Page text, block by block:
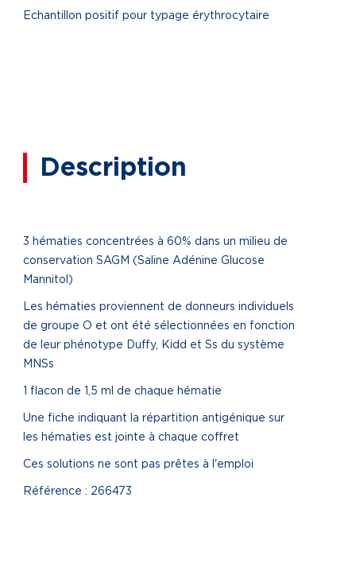
Echantillon positif pour typage érythrocytaire
Description
3 hématies concentrées à 60% dans un milieu de
conservation SAGM (Saline Adénine Glucose
Mannitol)
Les hématies proviennent de donneurs individuels
de groupe O et ont été sélectionnées en fonction
de leur phénotype Duffy, Kidd et Ss du système
MNSs
1 flacon de 1,5 ml de chaque hématie
Une fiche indiquant la répartition antigénique sur
les hématies est jointe à chaque coffret
Ces solutions ne sont pas prêtes à l'emploi
Référence : 266473